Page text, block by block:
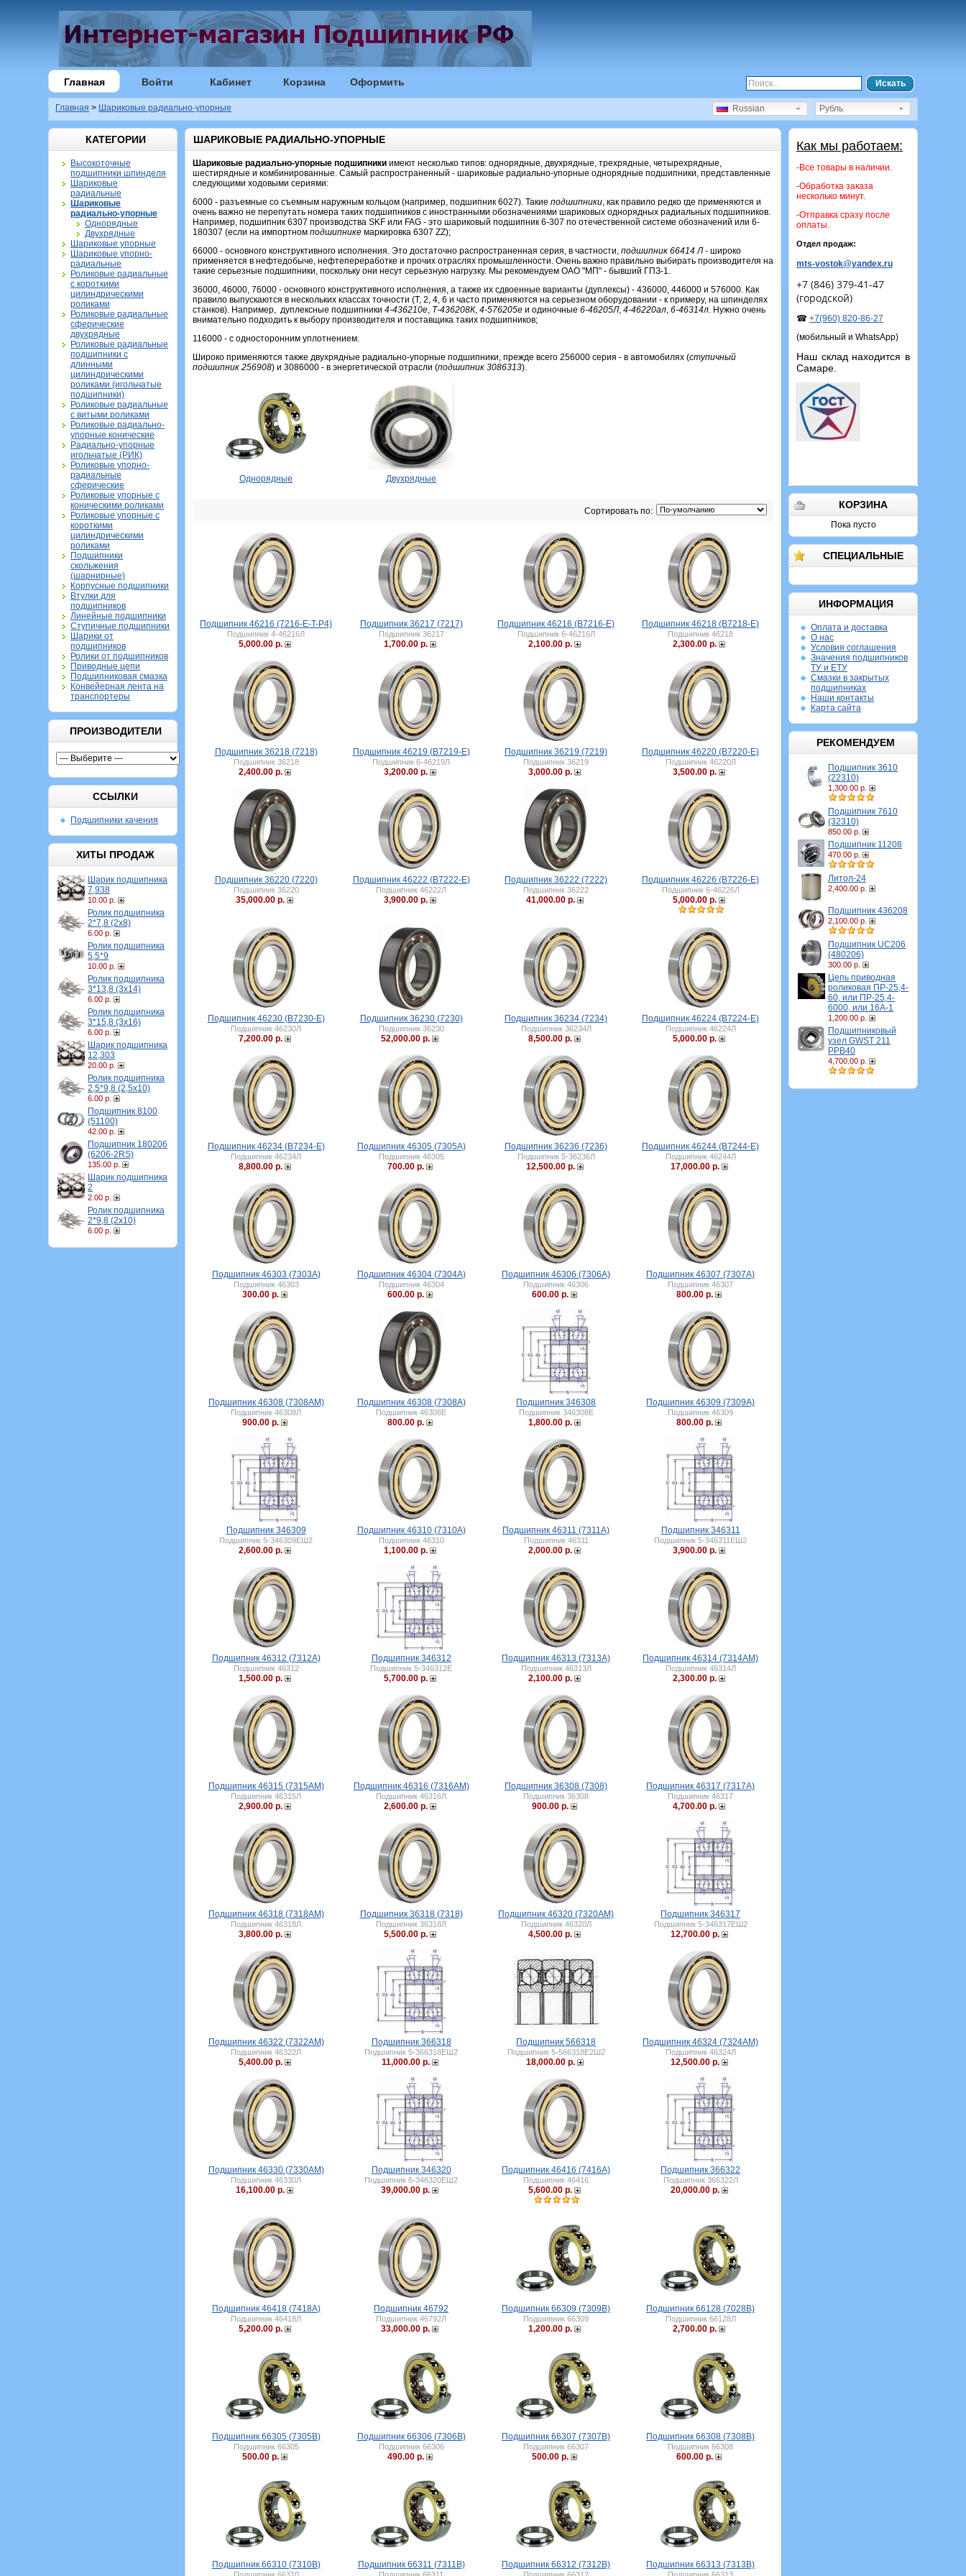
Главная Войти Кабинет Корзина Оформить Искать
Главная > Шариковые радиально-упорные Рубль
Russian
КАТЕГОРИИ
Высокоточные
подшипники шпинделя
Шариковые
радиальные
Шариковые
радиально-упорные
Однорядные
Двухрядные
Шариковые упорные
Шариковые упорно-
радиальные
Роликовые радиальные
с короткими
цилиндрическими
роликами
Роликовые радиальные
сферические
двухрядные
Роликовые радиальные
подшипники с
длинными
цилиндрическими
роликами (игольчатые
подшипники)
Роликовые радиальные
с витыми роликами
Роликовые радиально-
упорные конические
Радиально-упорные
игольчатые (РИК)
Роликовые упорно-
радиальные
сферические
Роликовые упорные с
коническими роликами
Роликовые упорные с
короткими
цилиндрическими
роликами
Подшипники
скольжения
(шарнирные)
Корпусные подшипники
Втулки для
подшипников
Линейные подшипники
Ступичные подшипники
Шарики от
подшипников
Ролики от подшипников
Приводные цепи
Подшипниковая смазка
Конвейерная лента на
транспортеры
ПРОИЗВОДИТЕЛИ
ССЫЛКИ
Подшипники качения
ХИТЫ ПРОДАЖ
Шарик подшипника
7,938
10.00 р.
Ролик подшипника
2*7,8 (2х8)
6.00 р.
Ролик подшипника
5,5*9
10.00 р.
Ролик подшипника
3*13,8 (3х14)
6.00 р.
Ролик подшипника
3*15,8 (3х16)
6.00 р.
Шарик подшипника
12,303
20.00 р.
Ролик подшипника
2,5*9,8 (2,5х10)
6.00 р.
Подшипник 8100
(51100)
42.00 р.
Подшипник 180206
(6206-2RS)
135.00 р.
Шарик подшипника
2
2.00 р.
Ролик подшипника
2*9,8 (2х10)
6.00 р.
Как мы работаем:
-Все товары в наличии.
-Обработка заказа
несколько минут.
-Отправка сразу после
оплаты.
Отдел продаж:
mts-vostok@yandex.ru
+7 (846) 379-41-47
(городской)
☎ +7(960) 820-86-27
(мобильный и WhatsApp)
Наш склад находится в
Самаре.
КОРЗИНА
Пока пусто
СПЕЦИАЛЬНЫЕ
ИНФОРМАЦИЯ
Оплата и доставка
О нас
Условия соглашения
Значения подшипников
ТУ и ЕТУ
Смазки в закрытых
подшипниках
Наши контакты
Карта сайта
РЕКОМЕНДУЕМ
Подшипник 3610
(22310)
1,300.00 р.
Подшипник 7610
(32310)
850.00 р.
Подшипник 11208
470.00 р.
Литол-24
2,400.00 р.
Подшипник 436208
2,100.00 р.
Подшипник UC206
(480206)
300.00 р.
Цепь приводная
роликовая ПР-25,4-
60, или ПР-25,4-
6000, или 16A-1
1,200.00 р.
Подшипниковый
узел GWST 211
PPB40
4,700.00 р.
ШАРИКОВЫЕ РАДИАЛЬНО-УПОРНЫЕ
Шариковые радиально-упорные подшипники имеют несколько типов: однорядные, двухрядные, трехрядные, четырехрядные,
шестирядные и комбинированные. Самый распространенный - шариковые радиально-упорные однорядные подшипники, представленные
следующими ходовыми сериями:
6000 - разъемные со съемным наружным кольцом (например, подшипник 6027). Такие подшипники, как правило редко где применяются и
очень важно не перепутать номера таких подшипников с иностранными обозначениями шариковых однорядных радиальных подшипников.
Например, подшипник 6307 производства SKF или FAG - это шариковый подшипник 6-307 по отечественной системе обозначений или 6-
180307 (если на импортном подшипнике маркировка 6307 ZZ);
66000 - основного конструктивного исполнения. Это достаточно распространенная серия, в частности, подшипник 66414 Л- широко
применяется в нефтедобыче, нефтепереработке и прочих отраслях промышленности. Очень важно правильно выбирать производителя на
такие серьезные подшипники, поскольку они несут серьезную нагрузку. Мы рекомендуем ОАО "МП" - бывший ГПЗ-1.
36000, 46000, 76000 - основного конструктивного исполнения, а также их сдвоенные варианты (дуплексы) - 436000, 446000 и 576000. Как
правило выпускаются в нескольких классах точности (Т, 2, 4, 6 и часто применяются на серьезном оборудовании - к примеру, на шпинделях
станков). Например, дуплексные подшипники 4-436210е, Т-436208К, 4-576205е и одиночные 6-46205Л, 4-46220ал, 6-46314л. Нужно очень
внимательно подходить к выбору производителя и поставщика таких подшипников;
116000 - с односторонним уплотнением.
Широко применяются также двухрядные радиально-упорные подшипники, прежде всего 256000 серия - в автомобилях (ступичный
подшипник 256908) и 3086000 - в энергетической отрасли (подшипник 3086313).
Однорядные Двухрядные
Сортировать по:
Подшипник 46216 (7216-E-T-P4)
Подшипник 4-46216Л
5,000.00 р.
Подшипник 36217 (7217)
Подшипник 36217
1,700.00 р.
Подшипник 46216 (B7216-E)
Подшипник 6-46216Л
2,100.00 р.
Подшипник 46218 (B7218-E)
Подшипник 46218
2,300.00 р.
Подшипник 36218 (7218)
Подшипник 36218
2,400.00 р.
Подшипник 46219 (B7219-E)
Подшипник 6-46219Л
3,200.00 р.
Подшипник 36219 (7219)
Подшипник 36219
3,000.00 р.
Подшипник 46220 (B7220-E)
Подшипник 46220Л
3,500.00 р.
Подшипник 36220 (7220)
Подшипник 36220
35,000.00 р.
Подшипник 46222 (B7222-E)
Подшипник 46222Л
3,900.00 р.
Подшипник 36222 (7222)
Подшипник 36222
41,000.00 р.
Подшипник 46226 (B7226-E)
Подшипник 6-46226Л
5,000.00 р.
Подшипник 46230 (B7230-E)
Подшипник 46230Л
7,200.00 р.
Подшипник 36230 (7230)
Подшипник 36230
52,000.00 р.
Подшипник 36234 (7234)
Подшипник 36234Л
8,500.00 р.
Подшипник 46224 (B7224-E)
Подшипник 46224Л
5,000.00 р.
Подшипник 46234 (B7234-E)
Подшипник 46234Л
8,800.00 р.
Подшипник 46305 (7305А)
Подшипник 46305
700.00 р.
Подшипник 36236 (7236)
Подшипник 5-36236Л
12,500.00 р.
Подшипник 46244 (B7244-E)
Подшипник 46244Л
17,000.00 р.
Подшипник 46303 (7303А)
Подшипник 46303
300.00 р.
Подшипник 46304 (7304А)
Подшипник 46304
600.00 р.
Подшипник 46306 (7306А)
Подшипник 46306
600.00 р.
Подшипник 46307 (7307А)
Подшипник 46307
800.00 р.
Подшипник 46308 (7308AM)
Подшипник 46308Л
900.00 р.
Подшипник 46308 (7308A)
Подшипник 46308Е
800.00 р.
Подшипник 346308
Подшипник 346308Е
1,800.00 р.
Подшипник 46309 (7309A)
Подшипник 46309
800.00 р.
Подшипник 346309
Подшипник 5-346309ЕШ2
2,600.00 р.
Подшипник 46310 (7310A)
Подшипник 46310
1,100.00 р.
Подшипник 46311 (7311A)
Подшипник 46311
2,000.00 р.
Подшипник 346311
Подшипник 5-346311ЕШ2
3,900.00 р.
Подшипник 46312 (7312A)
Подшипник 46312
1,500.00 р.
Подшипник 346312
Подшипник 5-346312Е
5,700.00 р.
Подшипник 46313 (7313A)
Подшипник 46313Л
2,100.00 р.
Подшипник 46314 (7314АМ)
Подшипник 46314Л
2,300.00 р.
Подшипник 46315 (7315АМ)
Подшипник 46315Л
2,900.00 р.
Подшипник 46316 (7316АМ)
Подшипник 46316Л
2,600.00 р.
Подшипник 36308 (7308)
Подшипник 36308
900.00 р.
Подшипник 46317 (7317А)
Подшипник 46317
4,700.00 р.
Подшипник 46318 (7318АМ)
Подшипник 46318Л
3,800.00 р.
Подшипник 36318 (7318)
Подшипник 36318Л
5,500.00 р.
Подшипник 46320 (7320АМ)
Подшипник 46320Л
4,500.00 р.
Подшипник 346317
Подшипник 5-346317ЕШ2
12,700.00 р.
Подшипник 46322 (7322АМ)
Подшипник 46322Л
5,400.00 р.
Подшипник 366318
Подшипник 5-366318ЕШ2
11,000.00 р.
Подшипник 566318
Подшипник 5-566318Е2Ш2
18,000.00 р.
Подшипник 46324 (7324АМ)
Подшипник 46324Л
12,500.00 р.
Подшипник 46330 (7330АМ)
Подшипник 46330Л
16,100.00 р.
Подшипник 346320
Подшипник 6-346320ЕШ2
39,000.00 р.
Подшипник 46416 (7416А)
Подшипник 46416
5,600.00 р.
Подшипник 366322
Подшипник 366322Л
20,000.00 р.
Подшипник 46418 (7418А)
Подшипник 46418Л
5,200.00 р.
Подшипник 46792
Подшипник 46792Л
33,000.00 р.
Подшипник 66309 (7309B)
Подшипник 66309
1,200.00 р.
Подшипник 66128 (7028B)
Подшипник 66128Л
2,700.00 р.
Подшипник 66305 (7305B)
Подшипник 66305
500.00 р.
Подшипник 66306 (7306B)
Подшипник 66306
490.00 р.
Подшипник 66307 (7307B)
Подшипник 66307
500.00 р.
Подшипник 66308 (7308B)
Подшипник 66308
600.00 р.
Подшипник 66310 (7310B) Подшипник 66311 (7311B) Подшипник 66312 (7312B) Подшипник 66313 (7313B)